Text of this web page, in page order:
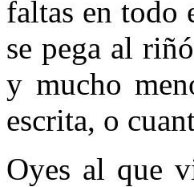
faltas en todo
se pega al
y mucho
escrita, o
Oyes al que